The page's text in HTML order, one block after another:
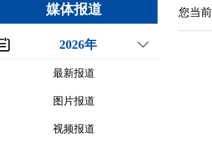
媒体报道
2026年
最新报道
图片报道
视频报道
您当